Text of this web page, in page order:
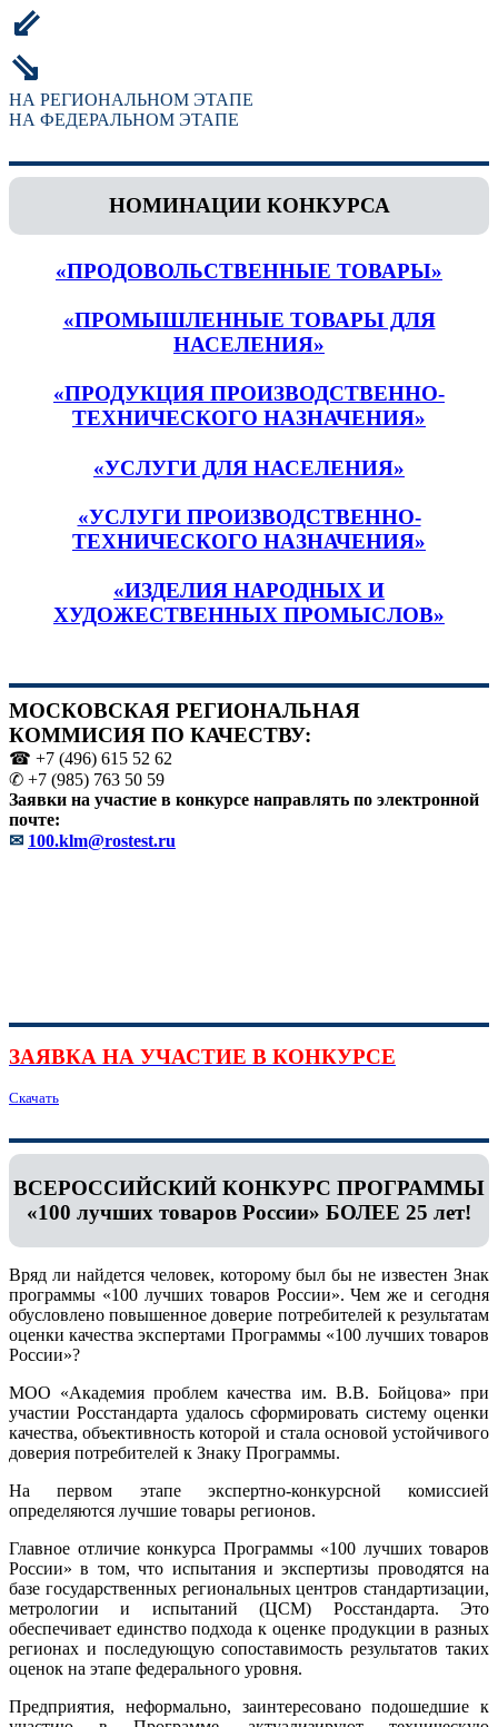
⇙
⇘
НА РЕГИОНАЛЬНОМ ЭТАПЕ
НА ФЕДЕРАЛЬНОМ ЭТАПЕ
НОМИНАЦИИ КОНКУРСА
«ПРОДОВОЛЬСТВЕННЫЕ ТОВАРЫ»
«ПРОМЫШЛЕННЫЕ ТОВАРЫ ДЛЯ
НАСЕЛЕНИЯ»
«ПРОДУКЦИЯ ПРОИЗВОДСТВЕННО-
ТЕХНИЧЕСКОГО НАЗНАЧЕНИЯ»
«УСЛУГИ ДЛЯ НАСЕЛЕНИЯ»
«УСЛУГИ ПРОИЗВОДСТВЕННО-
ТЕХНИЧЕСКОГО НАЗНАЧЕНИЯ»
«ИЗДЕЛИЯ НАРОДНЫХ И
ХУДОЖЕСТВЕННЫХ ПРОМЫСЛОВ»
МОСКОВСКАЯ РЕГИОНАЛЬНАЯ
КОММИСИЯ ПО КАЧЕСТВУ:
☎ +7 (496) 615 52 62
✆ +7 (985) 763 50 59
Заявки на участие в конкурсе направлять по электронной
почте:
✉ 100.klm@rostest.ru
ЗАЯВКА НА УЧАСТИЕ В КОНКУРСЕ
Скачать
ВСЕРОССИЙСКИЙ КОНКУРС ПРОГРАММЫ
«100 лучших товаров России» БОЛЕЕ 25 лет!
Вряд ли найдется человек, которому был бы не известен Знак
программы «100 лучших товаров России». Чем же и сегодня
обусловлено повышенное доверие потребителей к результатам
оценки качества экспертами Программы «100 лучших товаров
России»?
МОО «Академия проблем качества им. В.В. Бойцова» при
участии Росстандарта удалось сформировать систему оценки
качества, объективность которой и стала основой устойчивого
доверия потребителей к Знаку Программы.
На первом этапе экспертно-конкурсной комиссией
определяются лучшие товары регионов.
Главное отличие конкурса Программы «100 лучших товаров
России» в том, что испытания и экспертизы проводятся на
базе государственных региональных центров стандартизации,
метрологии и испытаний (ЦCM) Росстандарта. Это
обеспечивает единство подхода к оценке продукции в разных
регионах и последующую сопоставимость результатов таких
оценок на этапе федерального уровня.
Предприятия, неформально, заинтересовано подошедшие к